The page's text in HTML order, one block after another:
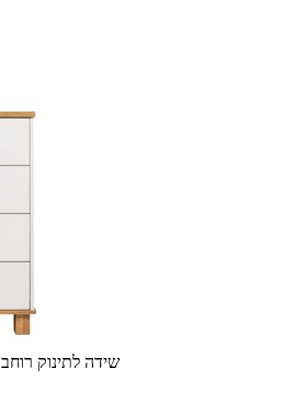
שידה לתינוק רוחב 80 סמ דגם דור רגליים 80סמ